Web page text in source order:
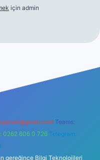
için admin
Teams:
0262 606 0 726 Telegram:
gereğince Bilgi Teknolojileri